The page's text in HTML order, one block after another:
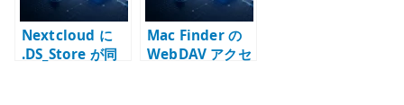
Nextcloud に
.DS_Store が同
Mac Finder の
WebDAV アクセ